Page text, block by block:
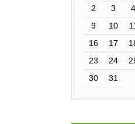
2
3 4
9
10
16
17
23
24
30
31